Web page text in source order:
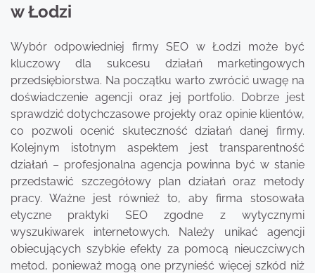
w Łodzi
Wybór odpowiedniej firmy SEO w Łodzi może być
kluczowy dla sukcesu działań marketingowych
przedsiębiorstwa. Na początku warto zwrócić uwagę na
doświadczenie agencji oraz jej portfolio. Dobrze jest
sprawdzić dotychczasowe projekty oraz opinie klientów,
co pozwoli ocenić skuteczność działań danej firmy.
Kolejnym istotnym aspektem jest transparentność
działań – profesjonalna agencja powinna być w stanie
przedstawić szczegółowy plan działań oraz metody
pracy. Ważne jest również to, aby firma stosowała
etyczne praktyki SEO zgodne z wytycznymi
wyszukiwarek internetowych. Należy unikać agencji
obiecujących szybkie efekty za pomocą nieuczciwych
metod, ponieważ mogą one przynieść więcej szkód niż